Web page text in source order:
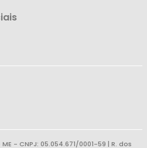
- CNPJ: 05.054.671/0001-59 | R. dos